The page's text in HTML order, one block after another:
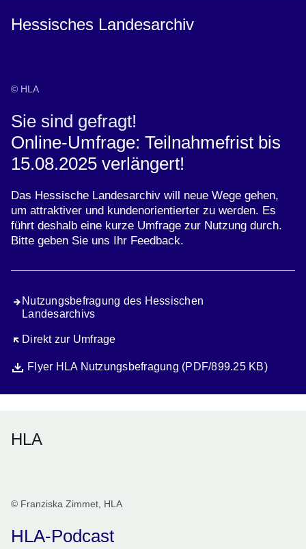
Hessisches Landesarchiv
© HLA
Sie sind gefragt!
Online-Umfrage: Teilnahmefrist bis
15.08.2025 verlängert!
Das Hessische Landesarchiv will neue Wege gehen,
um attraktiver und kundenorientierter zu werden. Es
führt deshalb eine kurze Umfrage zur Nutzung durch.
Bitte geben Sie uns Ihr Feedback.
Nutzungsbefragung des Hessischen
Landesarchivs
Direkt zur Umfrage
Öffnet sich in einem neuen Fenster
DateiFlyer HLA Nutzungsbefragung (PDF/899.25 KB)
Öffnet sich in einem neuen Fenster
HLA
© Franziska Zimmet, HLA
HLA-Podcast